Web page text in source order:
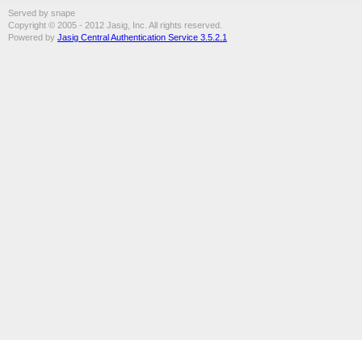
Served by snape
Copyright © 2005 - 2012 Jasig, Inc. All rights reserved.
Powered by Jasig Central Authentication Service 3.5.2.1